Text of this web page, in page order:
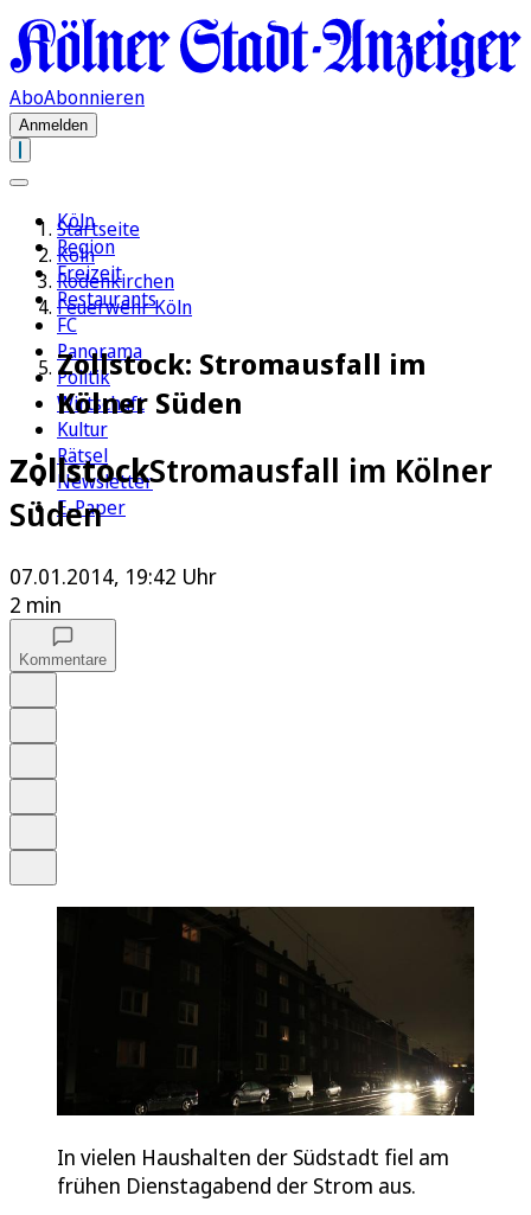
AboAbonnieren
Anmelden
Köln
Region
Freizeit
Restaurants
FC
Panorama
Politik
Wirtschaft
Kultur
Rätsel
Newsletter
E-Paper
Startseite
Köln
Rodenkirchen
Feuerwehr Köln
Zollstock: Stromausfall im
Kölner Süden
ZollstockStromausfall im Kölner
Süden
07.01.2014, 19:42 Uhr
2 min
Kommentare
In vielen Haushalten der Südstadt fiel am
frühen Dienstagabend der Strom aus.